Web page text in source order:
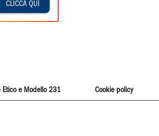
CLICCA QUI
Etico e Modello 231 Cookie policy